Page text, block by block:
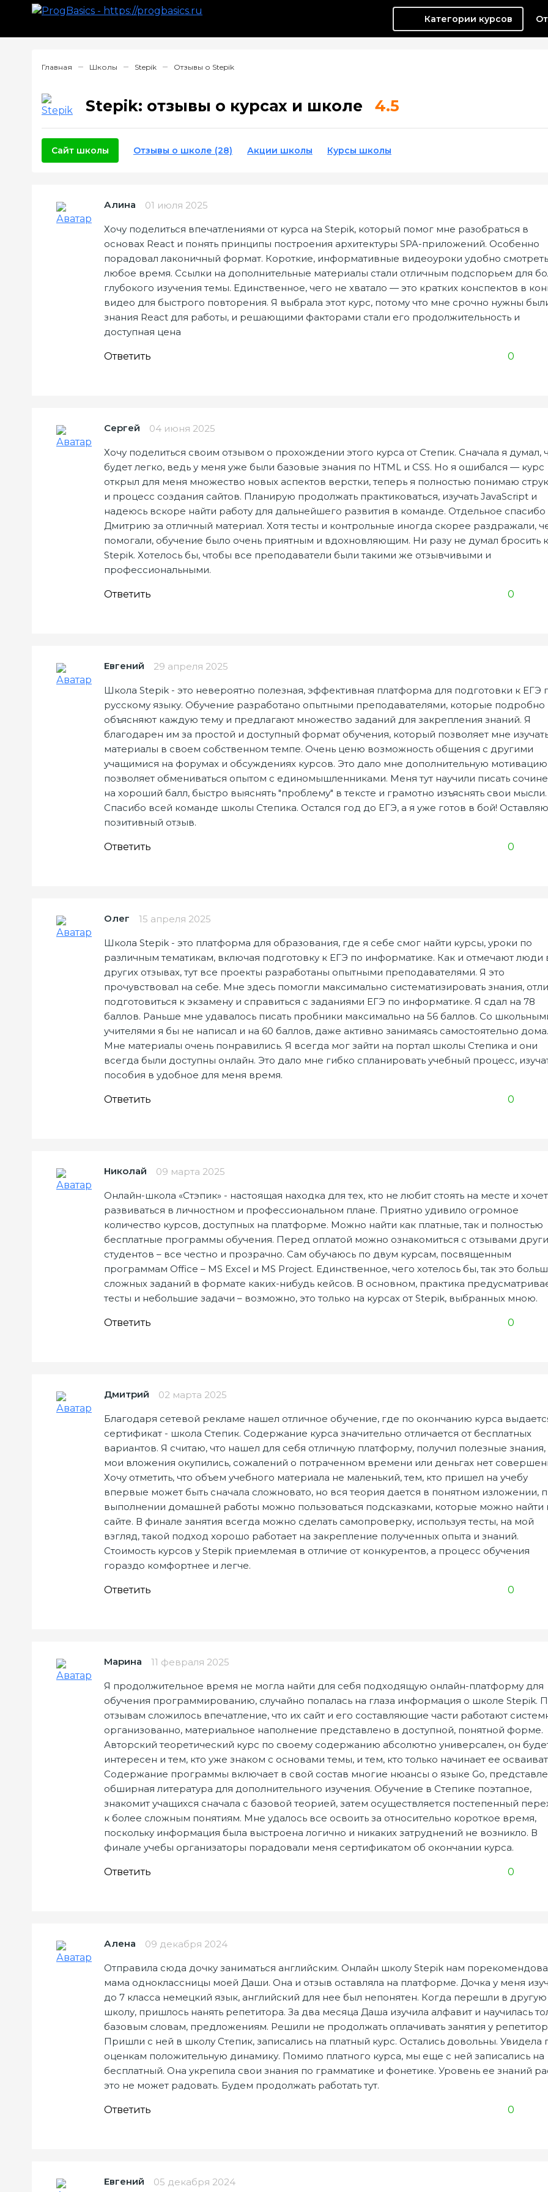
Категории курсов
Главная Школы Stepik Отзывы о Stepik
Stepik: отзывы о курсах и школе 4.5
Сайт школы Отзывы о школе (28) Акции школы Курсы школы
Алина 01 июля 2025
Хочу поделиться впечатлениями от курса на Stepik, который помог мне разобраться в
основах React и понять принципы построения архитектуры SPA-приложений. Особенно
порадовал лаконичный формат. Короткие, информативные видеоуроки удобно
любое время. Ссылки на дополнительные материалы стали отличным подспорьем для
глубокого изучения темы. Единственное, чего не хватало — это кратких конспектов в
видео для быстрого повторения. Я выбрала этот курс, потому что мне срочно нужны
знания React для работы, и решающими факторами стали его продолжительность и
доступная цена
Ответить 0
Сергей 04 июня 2025
Хочу поделиться своим отзывом о прохождении этого курса от Степик. Сначала я думал,
будет легко, ведь у меня уже были базовые знания по HTML и CSS. Но я ошибался — курс
открыл для меня множество новых аспектов верстки, теперь я полностью понимаю
и процесс создания сайтов. Планирую продолжать практиковаться, изучать JavaScript и
надеюсь вскоре найти работу для дальнейшего развития в команде. Отдельное спасибо
Дмитрию за отличный материал. Хотя тесты и контрольные иногда скорее раздражали,
помогали, обучение было очень приятным и вдохновляющим. Ни разу не думал бросить
Stepik. Хотелось бы, чтобы все преподаватели были такими же отзывчивыми и
профессиональными.
Ответить 0
Евгений 29 апреля 2025
Школа Stepik - это невероятно полезная, эффективная платформа для подготовки к ЕГЭ
русскому языку. Обучение разработано опытными преподавателями, которые подробно
объясняют каждую тему и предлагают множество заданий для закрепления знаний. Я
благодарен им за простой и доступный формат обучения, который позволяет мне
материалы в своем собственном темпе. Очень ценю возможность общения с другими
учащимися на форумах и обсуждениях курсов. Это дало мне дополнительную
позволяет обмениваться опытом с единомышленниками. Меня тут научили писать
на хороший балл, быстро выяснять "проблему" в тексте и грамотно изъяснять свои мысли.
Спасибо всей команде школы Степика. Остался год до ЕГЭ, а я уже готов в бой! Оставляю
позитивный отзыв.
Ответить 0
Олег 15 апреля 2025
Школа Stepik - это платформа для образования, где я себе смог найти курсы, уроки по
различным тематикам, включая подготовку к ЕГЭ по информатике. Как и отмечают люди
других отзывах, тут все проекты разработаны опытными преподавателями. Я это
прочувствовал на себе. Мне здесь помогли максимально систематизировать знания,
подготовиться к экзамену и справиться с заданиями ЕГЭ по информатике. Я сдал на 78
баллов. Раньше мне удавалось писать пробники максимально на 56 баллов. Со
учителями я бы не написал и на 60 баллов, даже активно занимаясь самостоятельно дома.
Мне материалы очень понравились. Я всегда мог зайти на портал школы Степика и они
всегда были доступны онлайн. Это дало мне гибко спланировать учебный процесс,
пособия в удобное для меня время.
Ответить 0
Николай 09 марта 2025
Онлайн-школа «Стэпик» - настоящая находка для тех, кто не любит стоять на месте и хочет
развиваться в личностном и профессиональном плане. Приятно удивило огромное
количество курсов, доступных на платформе. Можно найти как платные, так и полностью
бесплатные программы обучения. Перед оплатой можно ознакомиться с отзывами
студентов – все честно и прозрачно. Сам обучаюсь по двум курсам, посвященным
программам Office – MS Excel и MS Project. Единственное, чего хотелось бы, так это
сложных заданий в формате каких-нибудь кейсов. В основном, практика
тесты и небольшие задачи – возможно, это только на курсах от Stepik, выбранных мною.
Ответить 0
Дмитрий 02 марта 2025
Благодаря сетевой рекламе нашел отличное обучение, где по окончанию курса
сертификат - школа Степик. Содержание курса значительно отличается от бесплатных
вариантов. Я считаю, что нашел для себя отличную платформу, получил полезные знания,
мои вложения окупились, сожалений о потраченном времени или деньгах нет
Хочу отметить, что объем учебного материала не маленький, тем, кто пришел на учебу
впервые может быть сначала сложновато, но вся теория дается в понятном изложении,
выполнении домашней работы можно пользоваться подсказками, которые можно найти
сайте. В финале занятия всегда можно сделать самопроверку, используя тесты, на мой
взгляд, такой подход хорошо работает на закрепление полученных опыта и знаний.
Стоимость курсов у Stepik приемлемая в отличие от конкурентов, а процесс обучения
гораздо комфортнее и легче.
Ответить 0
Марина 11 февраля 2025
Я продолжительное время не могла найти для себя подходящую онлайн-платформу для
обучения программированию, случайно попалась на глаза информация о школе Stepik.
отзывам сложилось впечатление, что их сайт и его составляющие части работают
организованно, материальное наполнение представлено в доступной, понятной форме.
Авторский теоретический курс по своему содержанию абсолютно универсален, он
интересен и тем, кто уже знаком с основами темы, и тем, кто только начинает ее
Содержание программы включает в свой состав многие нюансы о языке Go,
обширная литература для дополнительного изучения. Обучение в Степике поэтапное,
знакомит учащихся сначала с базовой теорией, затем осуществляется постепенный
к более сложным понятиям. Мне удалось все освоить за относительно короткое время,
поскольку информация была выстроена логично и никаких затруднений не возникло. В
финале учебы организаторы порадовали меня сертификатом об окончании курса.
Ответить 0
Алена 09 декабря 2024
Отправила сюда дочку заниматься английским. Онлайн школу Stepik нам
мама одноклассницы моей Даши. Она и отзыв оставляла на платформе. Дочка у меня
до 7 класса немецкий язык, английский для нее был непонятен. Когда перешли в другую
школу, пришлось нанять репетитора. За два месяца Даша изучила алфавит и научилась
базовым словам, предложениям. Решили не продолжать оплачивать занятия у
Пришли с ней в школу Степик, записались на платный курс. Остались довольны. Увидела
оценкам положительную динамику. Помимо платного курса, мы еще с ней записались на
бесплатный. Она укрепила свои знания по грамматике и фонетике. Уровень ее знаний
это не может радовать. Будем продолжать работать тут.
Ответить 0
Евгений 05 декабря 2024